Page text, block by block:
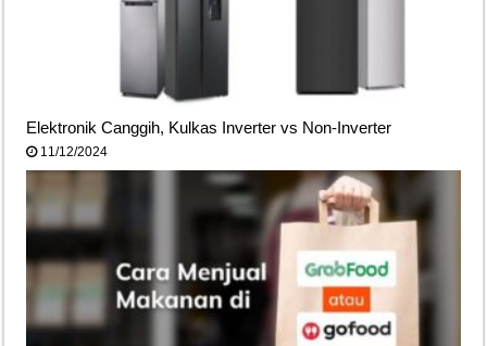
Elektronik Canggih, Kulkas Inverter vs Non-Inverter
11/12/2024